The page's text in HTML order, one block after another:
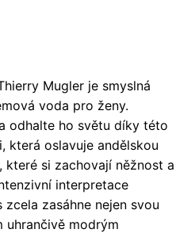
Mugler je smyslná
voda pro ženy.
odhalte ho světu díky této
která oslavuje andělskou
které si zachovají něžnost a
interpretace
zasáhne nejen svou
uhrančivě modrým